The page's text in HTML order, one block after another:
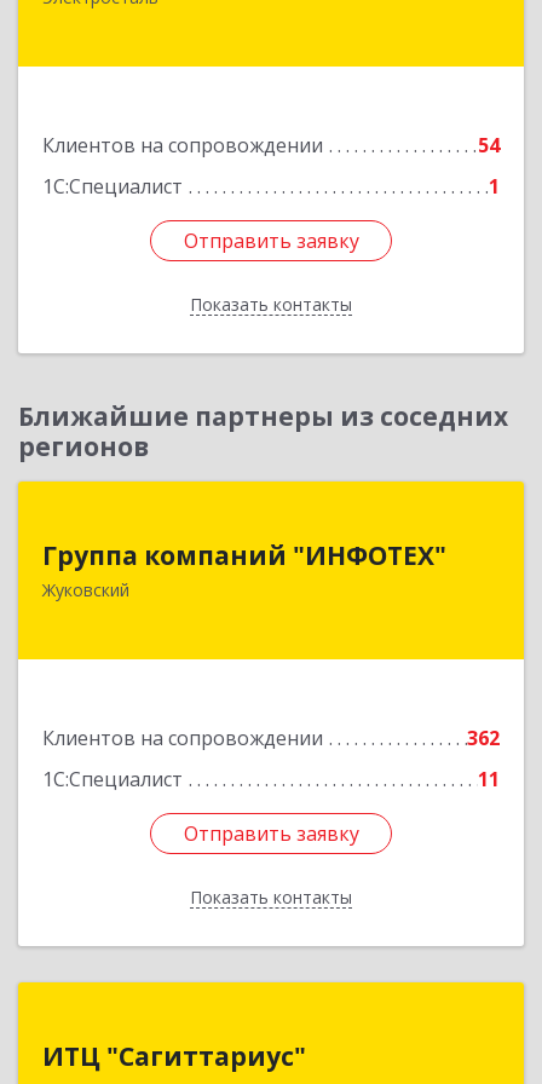
Клиентов на сопровождении
54
1С:Специалист
1
Отправить заявку
Показать контакты
Подробнее
Отправить заявку
Назад
Ближайшие партнеры из соседних
регионов
Группа компаний "ИНФОТЕХ"
Жуковский
Клиентов на сопровождении
362
1С:Специалист
11
Отправить заявку
Показать контакты
140180, Московская обл, Жуковский г, Чкалова
Подробнее
Отправить заявку
Назад
ИТЦ "Сагиттариус"
140103, Московская обл, Раменское г,